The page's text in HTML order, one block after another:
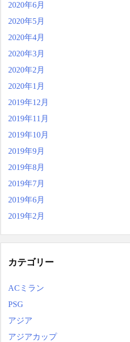
2020年6月
2020年5月
2020年4月
2020年3月
2020年2月
2020年1月
2019年12月
2019年11月
2019年10月
2019年9月
2019年8月
2019年7月
2019年6月
2019年2月
カテゴリー
ACミラン
PSG
アジア
アジアカップ